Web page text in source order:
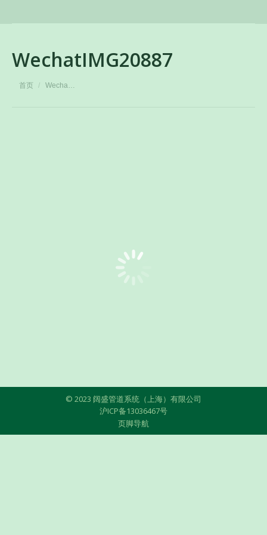
WechatIMG20887
您在这里：
首页 Wecha…
© 2023 阔盛管道系统（上海）有限公司
沪ICP备13036467号
页脚导航